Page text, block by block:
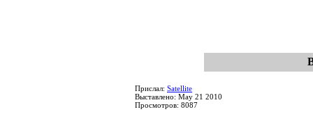
Прислал: Satellite
Выставлено: May 21 2010
Просмотров: 8087